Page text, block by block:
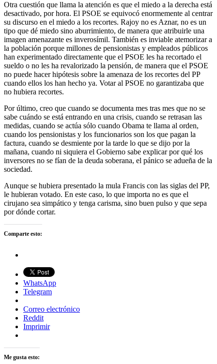
Otra cuestión que llama la atención es que el miedo a la derecha está
desactivado, por hora. El PSOE se equivocó enormemente al centrar
su discurso en el miedo a los recortes. Rajoy no es Aznar, no es un
tipo que dé miedo sino aburrimiento, de manera que atribuirle una
imagen amenazante es inverosímil. También es inviable atemorizar a
la población porque millones de pensionistas y empleados públicos
han experimentado directamente que el PSOE les ha recortado el
sueldo o no les ha revalorizado la pensión, de manera que el PSOE
no puede hacer hipótesis sobre la amenaza de los recortes del PP
cuando ellos los han hecho ya. Votar al PSOE no garantizaba que
no hubiera recortes.
Por último, creo que cuando se documenta mes tras mes que no se
sabe cuándo se está entrando en una crisis, cuando se retrasan las
medidas, cuando se actúa sólo cuando Obama te llama al orden,
cuando los pensionistas y los funcionarios son los que pagan la
factura, cuando se desmiente por la tarde lo que se dijo por la
mañana, cuando ni siquiera el Gobierno sabe explicar por qué los
inversores no se fían de la deuda soberana, el pánico se adueña de la
sociedad.
Aunque se hubiera presentado la mula Francis con las siglas del PP,
le hubieran votado. En este caso, lo que importa no es que el
cirujano sea simpático y tenga carisma, sino buen pulso y que sepa
por dónde cortar.
Comparte esto:
WhatsApp
Telegram
Correo electrónico
Reddit
Imprimir
Me gusta esto: